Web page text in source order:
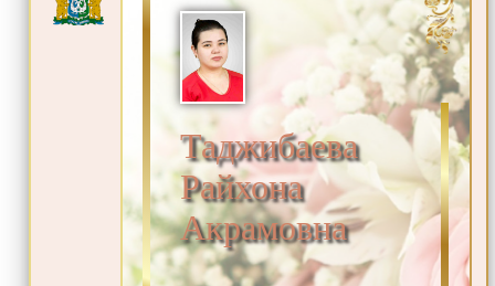
Таджибаева
Райхона
Акрамовна